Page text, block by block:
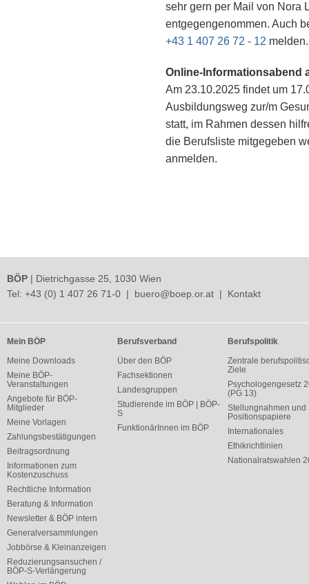
sehr gern per Mail von Nora
entgegengenommen. Auch
+43 1 407 26 72 - 12 melden.
Online-Informationsabend
Am 23.10.2025 findet um
Ausbildungsweg zur/m
statt, im Rahmen dessen
die Berufsliste mitgegeben
anmelden.
BÖP | Dietrichgasse 25, 1030 Wien
Tel: +43 (0) 1 407 26 71-0 | buero@boep.or.at | Kontakt
Mein BÖP
Meine Downloads
Meine BÖP-
Veranstaltungen
Angebote für BÖP-
Mitglieder
Meine Vorlagen
Zahlungsbestätigungen
Beitragsordnung
Informationen zum
Kostenzuschuss
Rechtliche Information
Beratung & Information
Newsletter & BÖP intern
Generalversammlungen
Jobbörse & Kleinanzeigen
Reduzierungsansuchen /
BÖP-S-Verlängerung
Berufsverband
Über den BÖP
Fachsektionen
Landesgruppen
Studierende im BÖP | BÖP-
S
FunktionärInnen im BÖP
Berufspolitik
Zentrale
Ziele
Psychologengesetz
(PG 13)
Stellungnahmen und
Positionspapiere
Internationales
Ethikrichtlinien
Nationalratswahlen